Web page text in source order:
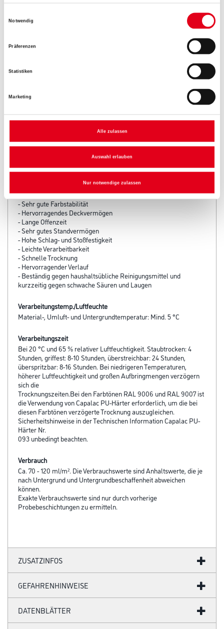
Notwendig
Präferenzen
Statistiken
Marketing
Alle zulassen
Auswahl erlauben
Nur notwendige zulassen
Umrechnungsfaktoren
Zur Farbauswahl für Ihren Wunschfarbton
PRODUKTEIGENSCHAFTEN
- Hohe Kantenabdeckung
- Sehr gute Farbstabilität
- Hervorragendes Deckvermögen
- Lange Offenzeit
- Sehr gutes Standvermögen
- Hohe Schlag- und Stoßfestigkeit
- Leichte Verarbeitbarkeit
- Schnelle Trocknung
- Hervorragender Verlauf
- Beständig gegen haushaltsübliche Reinigungsmittel und
kurzzeitig gegen schwache Säuren und Laugen
Verarbeitungstemp./Luftfeuchte
Material-, Umluft- und Untergrundtemperatur: Mind. 5 °C
Verarbeitungszeit
Bei 20 °C und 65 % relativer Luftfeuchtigkeit. Staubtrocken: 4
Stunden, griffest: 8-10 Stunden, überstreichbar: 24 Stunden,
überspritzbar: 8-16 Stunden. Bei niedrigeren Temperaturen,
höherer Luftfeuchtigkeit und großen Aufbringmengen verzögern
sich die
Trocknungszeiten.Bei den Farbtönen RAL 9006 und RAL 9007 ist
die Verwendung von Capalac PU-Härter erforderlich, um die bei
diesen Farbtönen verzögerte Trocknung auszugleichen.
Sicherheitshinweise in der Technischen Information Capalac PU-
Härter Nr.
093 unbedingt beachten.
Verbrauch
Ca. 70 - 120 ml/m². Die Verbrauchswerte sind Anhaltswerte, die je
nach Untergrund und Untergrundbeschaffenheit abweichen
können.
Exakte Verbrauchswerte sind nur durch vorherige
Probebeschichtungen zu ermitteln.
ZUSATZINFOS
GEFAHRENHINWEISE
DATENBLÄTTER